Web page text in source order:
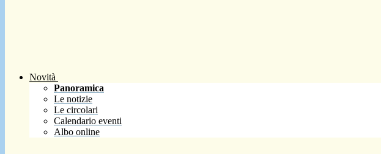
Novità
Panoramica
Le notizie
Le circolari
Calendario eventi
Albo online